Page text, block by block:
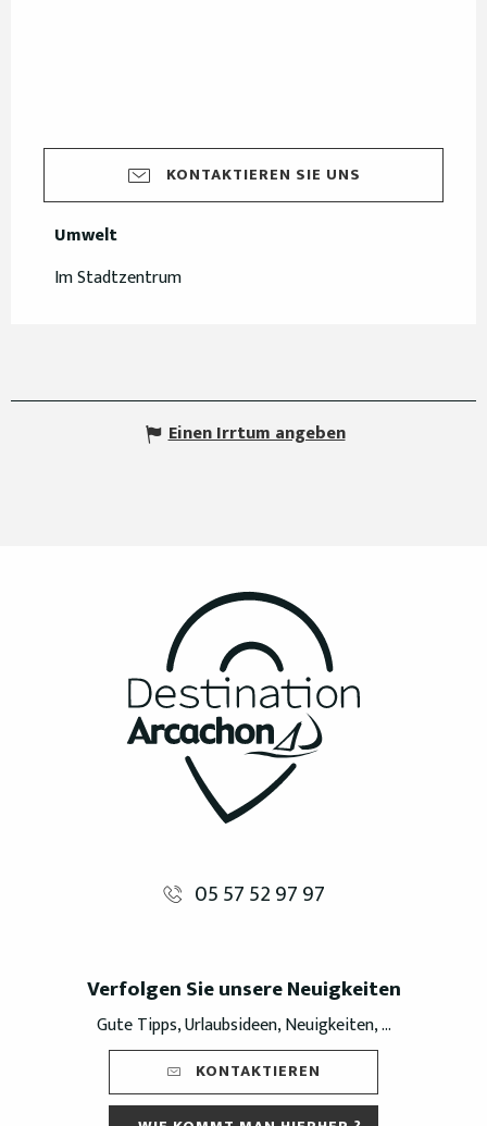
KONTAKTIEREN SIE UNS
Umwelt
Umwelt
Im Stadtzentrum
Einen Irrtum angeben
05 57 52 97 97
Verfolgen Sie unsere Neuigkeiten
Gute Tipps, Urlaubsideen, Neuigkeiten, ...
KONTAKTIEREN